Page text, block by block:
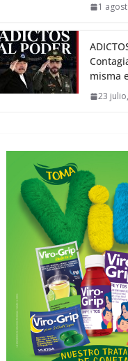
1
misma
23